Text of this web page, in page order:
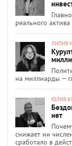
реального актива
ЛИЛИЯ
на миллиарды —
ЮЛИЯ
нет
снижает ни
сработало в